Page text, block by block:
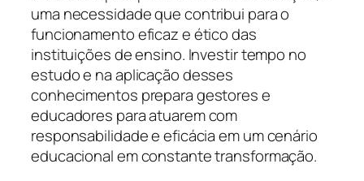
uma necessidade que contribui para o
funcionamento eficaz e ético das
instituições de ensino. Investir tempo no
estudo e na aplicação desses
conhecimentos prepara gestores e
educadores para atuarem com
responsabilidade e eficácia em um cenário
educacional em constante transformação.